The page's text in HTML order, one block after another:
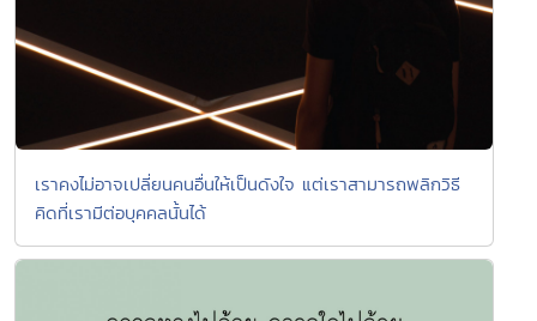
เราคงไม่อาจเปลี่ยนคนอื่นให้เป็นดังใจ แต่เราสามารถพลิกวิธี
คิดที่เรามีต่อบุคคลนั้นได้